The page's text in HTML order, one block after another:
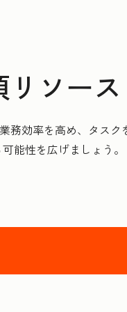
ソース
務効率を高め、タス
能性を広げましょう。